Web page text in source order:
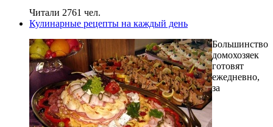
Читали 2761 чел.
Кулинарные рецепты на каждый день
Большинство
домохозяек
готовят
ежедневно,
за